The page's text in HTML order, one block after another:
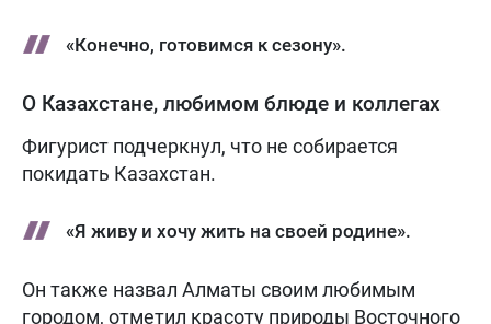
«Конечно, готовимся к сезону».
О Казахстане, любимом блюде и коллегах
Фигурист подчеркнул, что не собирается
покидать Казахстан.
«Я живу и хочу жить на своей родине».
Он также назвал Алматы своим любимым
городом, отметил красоту природы Восточного